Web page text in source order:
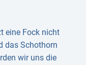
eine Fock nicht
das Schothorn
wir uns die